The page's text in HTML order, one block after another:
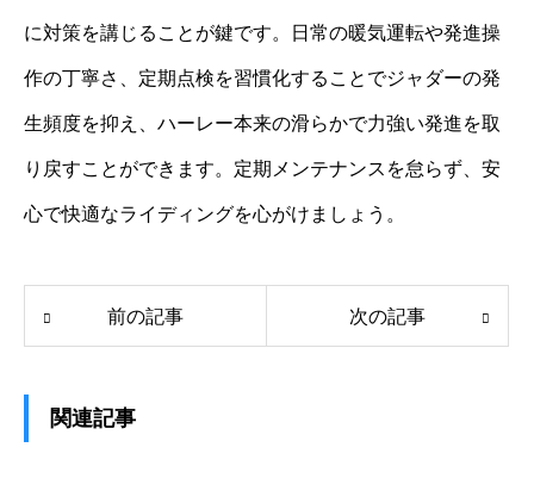
に対策を講じることが鍵です。日常の暖気運転や発進操
作の丁寧さ、定期点検を習慣化することでジャダーの発
生頻度を抑え、ハーレー本来の滑らかで力強い発進を取
り戻すことができます。定期メンテナンスを怠らず、安
心で快適なライディングを心がけましょう。
前の記事 次の記事
関連記事